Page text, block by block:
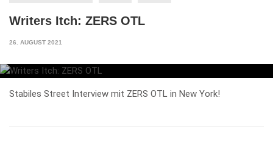
Writers Itch: ZERS OTL
26. AUGUST 2021
Stabiles Street Interview mit ZERS OTL in New York!